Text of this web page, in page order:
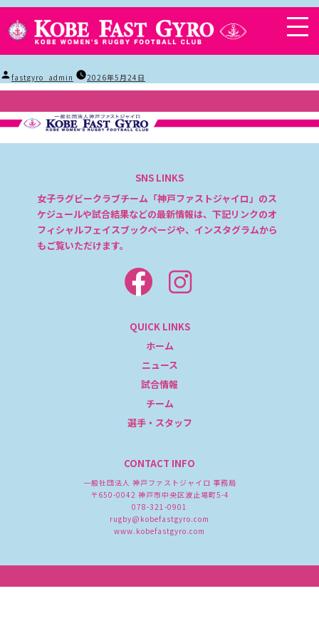
投
稿
fastgyro_admin 2026年5月24日
SNS LINKS
女子ラグビークラブチーム「神戸ファストジャイロ」のス
ケジュールや試合結果などの最新情報は、下記リンクのオ
フィシャルフェイスブックページや、インスタグラムから
もご覧いただけます。
QUICK LINKS
ホーム
ニュース
試合情報
チーム
選手・スタッフ
CONTACT INFO
一般社団法人 神戸ファストジャイロ 事務局
〒650-0042 神戸市中央区波止場町5-4
078-321-0901
rugby@kobefastgyro.com
www.kobefastgyro.com